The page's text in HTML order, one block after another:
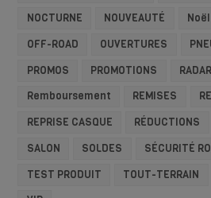
NOCTURNE
NOUVEAUTÉ Noël
OFF-ROAD
OUVERTURES
PROMOS
PROMOTIONS
Remboursement
REMISES
REPRISE CASQUE
RÉDUCTIONS
SALON
SOLDES
SÉCURITÉ
TEST PRODUIT
TOUT-TERRAIN